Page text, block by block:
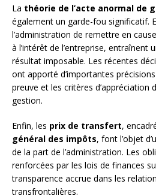
La théorie de l’acte anormal de
également un garde-fou significatif.
l’administration de remettre en
à l’intérêt de l’entreprise, entraînent
résultat imposable. Les récentes
ont apporté d’importantes
preuve et les critères d’appréciation
gestion.
Enfin, les prix de transfert,
général des impôts, font l’objet
de la part de l’administration. Les
renforcées par les lois de finances
transparence accrue dans les
transfrontalières.